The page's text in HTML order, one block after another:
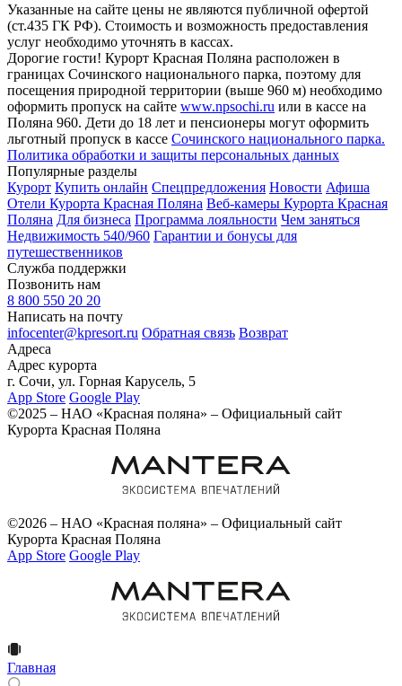
Указанные на сайте цены не являются публичной офертой
(ст.435 ГК РФ). Стоимость и возможность предоставления
услуг необходимо уточнять в кассах.
Дорогие гости! Курорт Красная Поляна расположен в
границах Сочинского национального парка, поэтому для
посещения природной территории (выше 960 м) необходимо
оформить пропуск на сайте www.npsochi.ru или в кассе на
Поляна 960. Дети до 18 лет и пенсионеры могут оформить
льготный пропуск в кассе Сочинского национального парка.
Политика обработки и защиты персональных данных
Популярные разделы
Курорт Купить онлайн Спецпредложения Новости Афиша
Отели Курорта Красная Поляна Веб-камеры Курорта Красная
Поляна Для бизнеса Программа лояльности Чем заняться
Недвижимость 540/960 Гарантии и бонусы для
путешественников
Служба поддержки
Позвонить нам
8 800 550 20 20
Написать на почту
infocenter@kpresort.ru Обратная связь Возврат
Адреса
Адрес курорта
г. Сочи, ул. Горная Карусель, 5
App Store Google Play
©2025 – НАО «Красная поляна» – Официальный сайт
Курорта Красная Поляна
©2026 – НАО «Красная поляна» – Официальный сайт
Курорта Красная Поляна
App Store Google Play
Главная